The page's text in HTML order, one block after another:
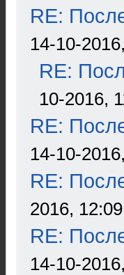
RE:
14-10-
RE:
10-2016,
RE:
14-10-
RE:
2016, 12:09
RE:
14-10-